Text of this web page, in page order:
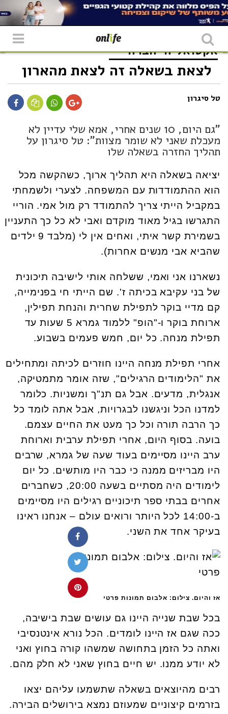
אקטואליה חברה
לצאת בשאלה זה לצאת מהארון
טל סיגרון
"גם היום, 10 שנים אחרי, אמא שלי עדיין לא
מעכלת שאני לא שומר מצוות": טל סיגרון על
תהליך החזרה בשאלה שלו
יציאה בשאלה היא תהליך ארוך, כשהקשה מכל
הוא ההתמודדות עם המשפחה. לצערי ולשמחתי
במקביל הייתי צריך להתמודד רק מול אמי. הוריי
התגרשו בגיל מאוד מוקדם ואבי לא כל כך התעניין
בשמירת קשר איתי, ואחים אין לי (מלבד 9 ילדים
שהביא אבי מנשים אחרות).
נשארנו אני ואמי, ששלחה אותי לישיבה תיכונית
של בני עקיבא בכיתה ז'. שם הייתי חי בפנימייה,
קם מדיי בוקר לתפילת שחרית והנחת תפילין,
ארוחת בוקר ו-"הופ" ללמוד גמרא 5 שעות עד
תפילת מנחה. כל יום, חמש פעמים בשבוע.
אחרי תפילת מנחה היינו חוזרים לכיתה ומתחילים
את "הלימודים הרגילים", שזה אומר מתמטיקה,
אנגלית, מדעים. אבל גם תנ"ך ומשניות. כלומר
למדנו הכל וניגשנו לבגרויות, אבל אתה לומד כל
כך הרבה תורה וכל כך מעט את החיים עצמם.
בועה. בסוף היום, אחרי תפילת ערבית וארוחת
ערב היינו מסיימים בעוד שעה של גמרא, שרבים
היו מבריזים ממנה כי כבר היו מותשים. כל יום
לימודים היה מסתיים בשעה 20:00, כשחברים
אחרים בבתי ספר תיכוניים רגילים היו מסיימים
ב-14:00 לכל היותר ורואים עולם – אנחנו ראינו
בעיקר אחד את השני.
אז והיום. צילום: אלבום תמונות פרטי
בכל שבת שנייה היינו גם עושים שבת בישיבה,
ככה שגם אז היינו לומדים. הכל נורא אינטנסיבי
ואתה כל הזמן בתחושה שמשהו קורה בחוץ ואני
לא יודע ממנו. יש חיים בחוץ שאני לא חלק מהם.
רבים מהיוצאים בשאלה שתשמעו עליהם יצאו
בזרמים קיצוניים שמעוזם נמצא בירושלים הבירה.